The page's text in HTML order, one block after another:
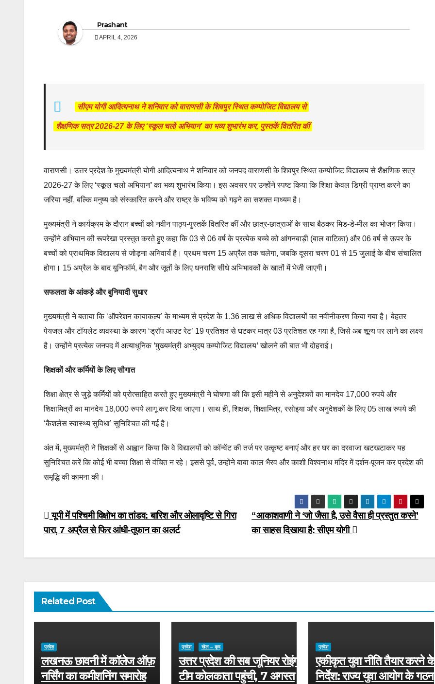
Prashant
APRIL 4, 2026
सीएम योगी आदित्यनाथ ने शनिवार को वाराणसी के शिवपुर स्थित कम्पोजिट विद्यालय से
शैक्षणिक सत्र 2026-27 के लिए ‘स्कूल चलो अभियान’ का भव्य शुभारंभ कर, पुस्तकें वितरित कीं
वाराणसी। उत्तर प्रदेश के मुख्यमंत्री योगी आदित्यनाथ ने शनिवार को जनपद वाराणसी के शिवपुर स्थित कम्पोजिट विद्यालय से शैक्षणिक सत्र
2026-27 के लिए ‘स्कूल चलो अभियान’का भव्य शुभारंभ किया। इस अवसर पर उन्होंने स्पष्ट किया कि शिक्षा केवल डिग्री प्राप्त करने का
जरिया नहीं, बल्कि मनुष्य को संस्कारित करने और राष्ट्र के भविष्य को गढ़ने का सशक्त माध्यम है।
मुख्यमंत्री ने कार्यक्रम के दौरान बच्चों को नवीन पाठ्य-पुस्तकें वितरित कीं और छात्र-छात्राओं के साथ बैठकर मिड-डे-मील का भोजन किया।
उन्होंने अभियान की रूपरेखा प्रस्तुत करते हुए कहा कि 03 से 06 वर्ष के प्रत्येक बच्चे को आंगनबाड़ी (बाल वाटिका) और 06 वर्ष से ऊपर के
बच्चों को प्राथमिक विद्यालय से जोड़ना अनिवार्य है। प्रथम चरण 15 अप्रैल तक चलेगा, जबकि दूसरा चरण 01 से 15 जुलाई के बीच संचालित
होगा। 15 अप्रैल के बाद यूनिफॉर्म, बैग और जूतों के लिए धनराशि सीधे अभिभावकों के खातों में भेजी जाएगी।
सफलता के आंकड़े और बुनियादी सुधार
मुख्यमंत्री ने बताया कि ‘ऑपरेशन कायाकल्प’ के माध्यम से प्रदेश के 1.36 लाख से अधिक विद्यालयों का नवीनीकरण किया गया है। बेहतर
पेयजल और टॉयलेट व्यवस्था के कारण ‘ड्रॉप आउट रेट’ 19 प्रतिशत से घटकर मात्र 03 प्रतिशत रह गया है, जिसे अब शून्य पर लाने का लक्ष्य
है। उन्होंने प्रत्येक जनपद में अत्याधुनिक ‘मुख्यमंत्री अभ्युदय कम्पोजिट विद्यालय‘खोलने की बात भी दोहराई।
शिक्षकों और कर्मियों के लिए सौगात
शिक्षा क्षेत्र से जुड़े कर्मियों को प्रोत्साहित करते हुए मुख्यमंत्री ने घोषणा की कि इसी महीने से अनुदेशकों का मानदेय 17,000 रुपये और
शिक्षामित्रों का मानदेय 18,000 रुपये लागू कर दिया जाएगा। साथ ही, शिक्षक, शिक्षामित्र, रसोइया और अनुदेशकों के लिए 05 लाख रुपये की
‘कैशलेस स्वास्थ्य सुविधा’ सुनिश्चित की गई है।
अंत में, मुख्यमंत्री ने शिक्षकों से आह्वान किया कि वे विद्यालयों को कॉन्वेंट की तर्ज पर उत्कृष्ट बनाएं और हर घर का दरवाजा खटखटाकर यह
सुनिश्चित करें कि कोई भी बच्चा शिक्षा से वंचित न रहे। इससे पूर्व, उन्होंने बाबा काल भैरव और काशी विश्वनाथ मंदिर में दर्शन-पूजन कर प्रदेश की
समृद्धि की कामना की।
Post
navigation
“आकाशवाणी ने ‘जो जैसा है, उसे वैसा ही प्रस्तुत करने’
का साहस दिखाया है: सीएम योगी
यूपी में पश्चिमी विक्षोभ का तांडव: बारिश और ओलावृष्टि से गिरा
पारा, 7 अप्रैल से फिर आंधी-तूफान का अलर्ट
Related Post
प्रदेश
लखनऊ छावनी में कॉलेज ऑफ़
नर्सिंग का कमीशनिंग समारोह
प्रदेश खेल – कूद
उत्तर प्रदेश की सब जूनियर रोइंग
टीम कोलकाता पहुंची, 7 अगस्त
प्रदेश
एकीकृत युवा नीति तैयार करने के
निर्देश: राज्य युवा आयोग के गठन